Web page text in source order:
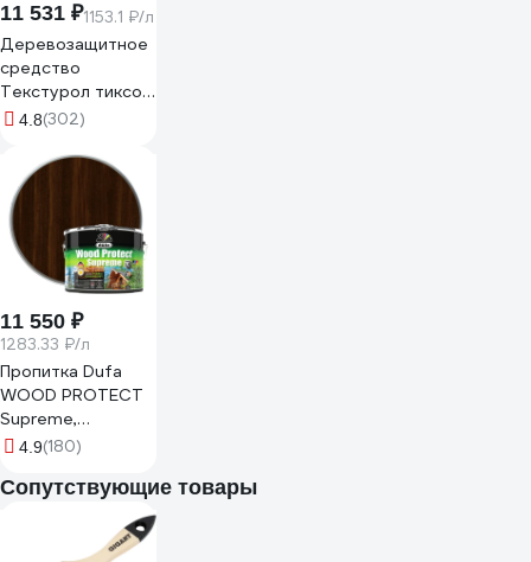
11 531 ₽1153.1 ₽/л
Деревозащитное
средство
Текстурол тиксо
тик 10л
4.8(302)
11 550 ₽
1283.33 ₽/л
Пропитка Dufa
WOOD PROTECT
Supreme,
палисандр 9 л
4.9(180)
Сопутствующие товары